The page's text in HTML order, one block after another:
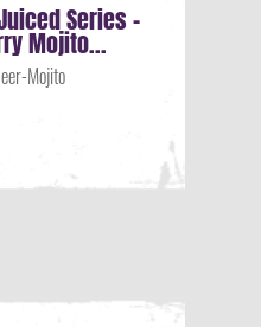
Series -
Mojito...
Mojito